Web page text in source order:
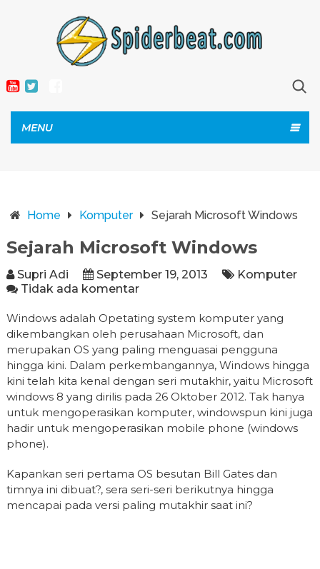
MENU
Home Komputer Sejarah Microsoft Windows
Sejarah Microsoft Windows
Supri Adi September 19, 2013
Komputer
Tidak ada komentar
Windows adalah Opetating system komputer yang
dikembangkan oleh perusahaan Microsoft, dan
merupakan OS yang paling menguasai pengguna
hingga kini. Dalam perkembangannya, Windows hingga
kini telah kita kenal dengan seri mutakhir, yaitu Microsoft
windows 8 yang dirilis pada 26 Oktober 2012. Tak hanya
untuk mengoperasikan komputer, windowspun kini juga
hadir untuk mengoperasikan mobile phone (windows
phone).
Kapankan seri pertama OS besutan Bill Gates dan
timnya ini dibuat?, sera seri-seri berikutnya hingga
mencapai pada versi paling mutakhir saat ini?